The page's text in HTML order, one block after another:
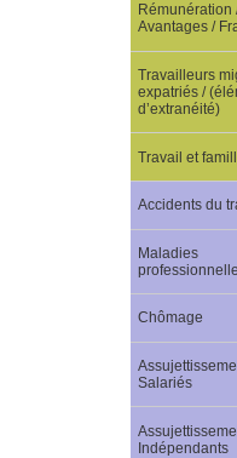
Rémunération
Avantages /
Travailleurs
expatriés /
d’extranéité)
Travail et
Accidents du
Maladies
Chômage
Salariés
Indépendants